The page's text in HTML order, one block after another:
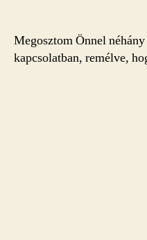
Megosztom Önnel
kapcsolatban, remélve,